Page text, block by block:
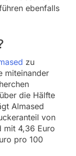
ebenfalls
zu
miteinander
die Hälfte
Almased
von
mit 4,36 Euro
pro 100